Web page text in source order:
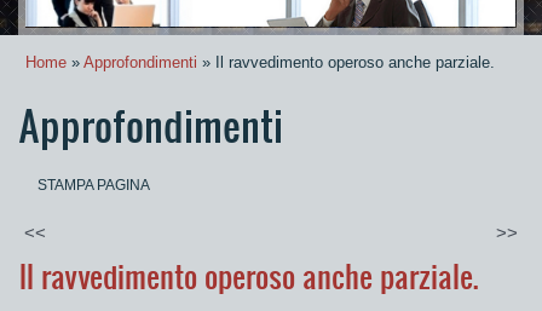
Home » Approfondimenti » Il ravvedimento operoso anche parziale.
Approfondimenti
STAMPA PAGINA
<< >>
Il ravvedimento operoso anche parziale.